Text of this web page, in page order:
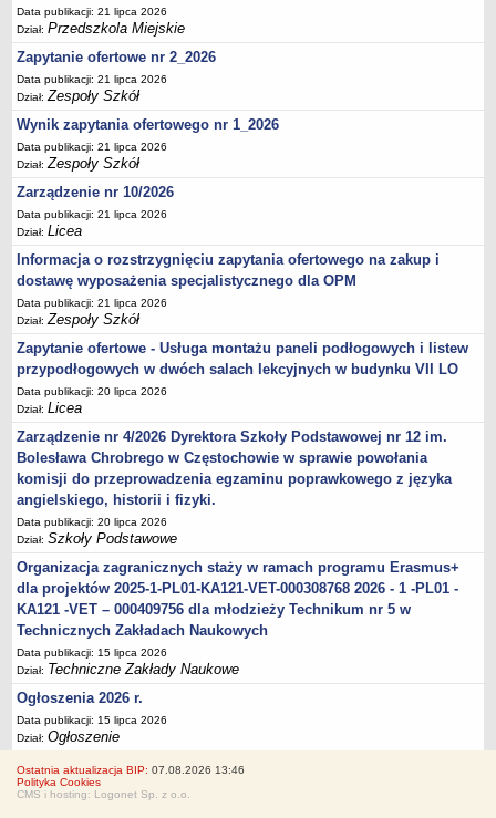
Data publikacji: 21 lipca 2026
Dział:Przedszkola Miejskie
Zapytanie ofertowe nr 2_2026
Data publikacji: 21 lipca 2026
Dział:Zespoły Szkół
Wynik zapytania ofertowego nr 1_2026
Data publikacji: 21 lipca 2026
Dział:Zespoły Szkół
Zarządzenie nr 10/2026
Data publikacji: 21 lipca 2026
Dział:Licea
Informacja o rozstrzygnięciu zapytania ofertowego na zakup i
dostawę wyposażenia specjalistycznego dla OPM
Data publikacji: 21 lipca 2026
Dział:Zespoły Szkół
Zapytanie ofertowe - Usługa montażu paneli podłogowych i listew
przypodłogowych w dwóch salach lekcyjnych w budynku VII LO
Data publikacji: 20 lipca 2026
Dział:Licea
Zarządzenie nr 4/2026 Dyrektora Szkoły Podstawowej nr 12 im.
Bolesława Chrobrego w Częstochowie w sprawie powołania
komisji do przeprowadzenia egzaminu poprawkowego z języka
angielskiego, historii i fizyki.
Data publikacji: 20 lipca 2026
Dział:Szkoły Podstawowe
Organizacja zagranicznych staży w ramach programu Erasmus+
dla projektów 2025-1-PL01-KA121-VET-000308768 2026 - 1 -PL01 -
KA121 -VET – 000409756 dla młodzieży Technikum nr 5 w
Technicznych Zakładach Naukowych
Data publikacji: 15 lipca 2026
Dział: Techniczne Zakłady Naukowe
Ogłoszenia 2026 r.
Data publikacji: 15 lipca 2026
Dział:Ogłoszenie
Ostatnia aktualizacja BIP: 07.08.2026 13:46
Polityka Cookies
CMS i hosting: Logonet Sp. z o.o.